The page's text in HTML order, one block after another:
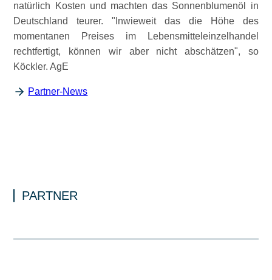
natürlich Kosten und machten das Sonnenblumenöl in
Deutschland teurer.
Inwieweit das die Höhe des
momentanen Preises im Lebensmitteleinzelhandel
rechtfertigt, können wir aber nicht abschätzen , so
Köckler. AgE
Partner-News
PARTNER